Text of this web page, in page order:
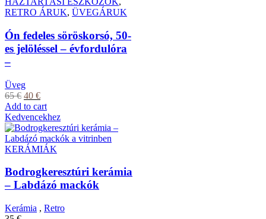
RETRO ÁRUK, ÜVEGÁRUK
Ón fedeles söröskorsó, 50-
es jelöléssel – évfordulóra
–
Üveg
65€ 40 €
Add to cart
Kedvencekhez
KERÁMIÁK
Bodrogkeresztúri kerámia
– Labdázó mackók
Kerámia , Retro